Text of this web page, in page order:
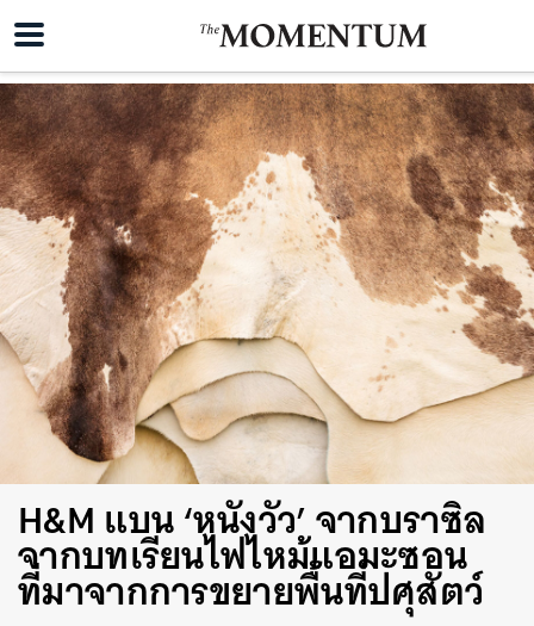
H&M แบน ‘หนังวัว’ จากบราซิล
จากบทเรียนไฟไหม้แอมะซอน
ที่มาจากการขยายพื้นที่ปศุสัตว์